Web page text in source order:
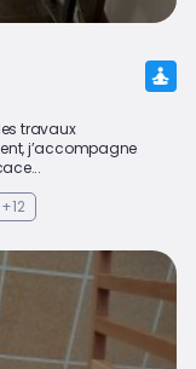
travaux
j’accompagne
+12